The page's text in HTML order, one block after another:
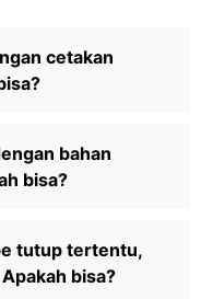
cetakan
bahan
bisa?
tutup tertentu,
bisa?